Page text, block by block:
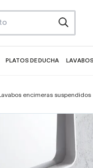
PLATOS DE DUCHA
Lavabos encimeras suspendidos